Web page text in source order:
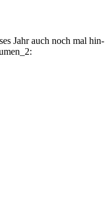
Jahr auch noch mal hin-